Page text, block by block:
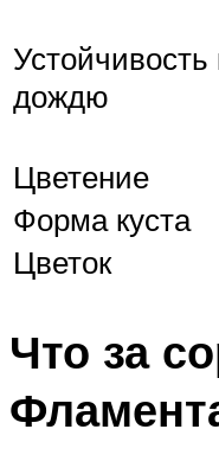
Устойчивость
дождю
Цветение
Форма куста
Цветок
Что за